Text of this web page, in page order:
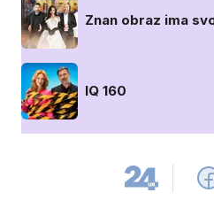
Znan obraz ima
IQ 160